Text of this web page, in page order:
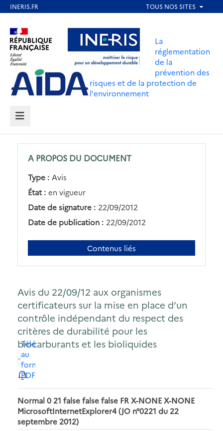
contenu
principal
Aller au contenu Aller au menu
Aller au pied de page
La
réglementation
de la
prévention des
risques et de la protection de
l'environnement
MENU
A PROPOS DU DOCUMENT
Type : Avis
État : en vigueur
Date de signature : 22/09/2012
Date de publication : 22/09/2012
Contenus liés
Avis du 22/09/12 aux organismes
certificateurs sur la mise en place d’un
contrôle indépendant du respect des
critères de durabilité pour les
biocarburants et les bioliquides
Télécharger
au
format
PDF
Normal 0 21 false false false FR X-NONE X-NONE
MicrosoftInternetExplorer4(JO n°0221 du 22
septembre 2012)